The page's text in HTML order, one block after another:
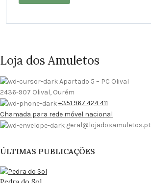
Loja dos Amuletos
Apartado 5 – PC Olival
2436-907 Olival, Ourém
+351 967 424 411
Chamada para rede móvel nacional
geral@lojadosamuletos.pt
ÚLTIMAS PUBLICAÇÕES